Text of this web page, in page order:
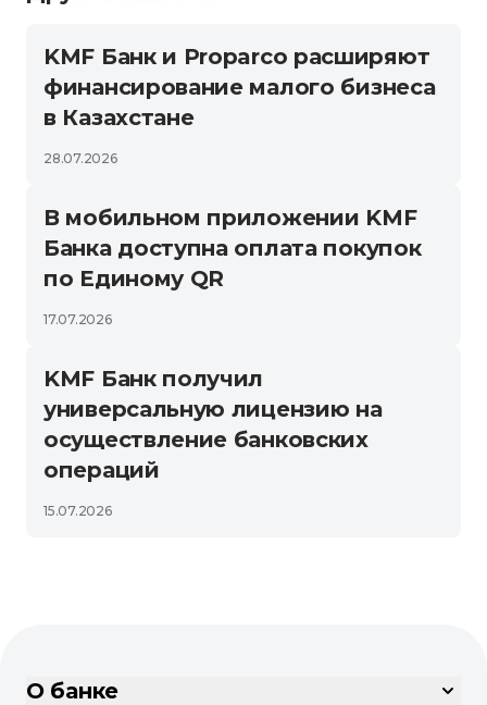
KMF Банк и Proparco расширяют
финансирование малого бизнеса
в Казахстане
28.07.2026
В мобильном приложении KMF
Банка доступна оплата покупок
по Единому QR
17.07.2026
KMF Банк получил
универсальную лицензию на
осуществление банковских
операций
15.07.2026
О банке